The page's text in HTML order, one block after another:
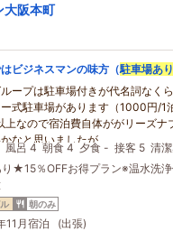
大阪本町
ビジネスマンの味方（駐車場あり
ープは駐車場付きが代名詞なく
式駐車場があります（1000円/1
なので宿泊費自体ががリーズナ
なと思いましたが、
の2倍くらいの広さで余裕があり
風呂 4 朝食 4 夕食 - 接客 5 清
★15％OFFお得プラン※温水洗浄
朝のみ
11月宿泊 (出張)